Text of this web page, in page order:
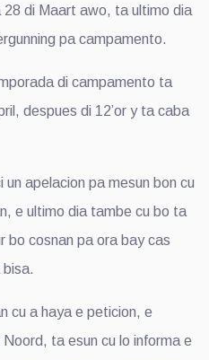
28 di Maart awo, ta ultimo dia
pa campamento.
di campamento ta
despues di 12’or y ta caba
apelacion pa mesun bon cu
e ultimo dia tambe cu bo ta
bo cosnan pa ora bay cas
bisa.
cu a haya e peticion, e
ta esun cu lo informa e